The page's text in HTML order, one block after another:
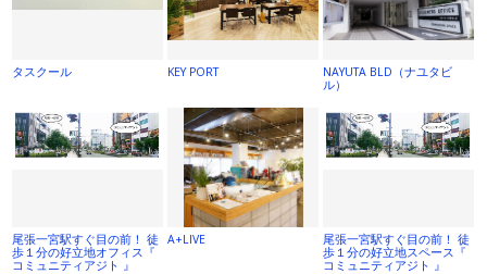
タスクール KEY PORT
NAYUTA BLD（ナユタビ
ル）
尾張一宮駅すぐ目の前！ 徒
歩１分の好立地オフィス『
コミュニティアジト 』
A+LIVE
尾張一宮駅すぐ目の前！ 徒
歩１分の好立地スペース『
コミュニティアジト 』